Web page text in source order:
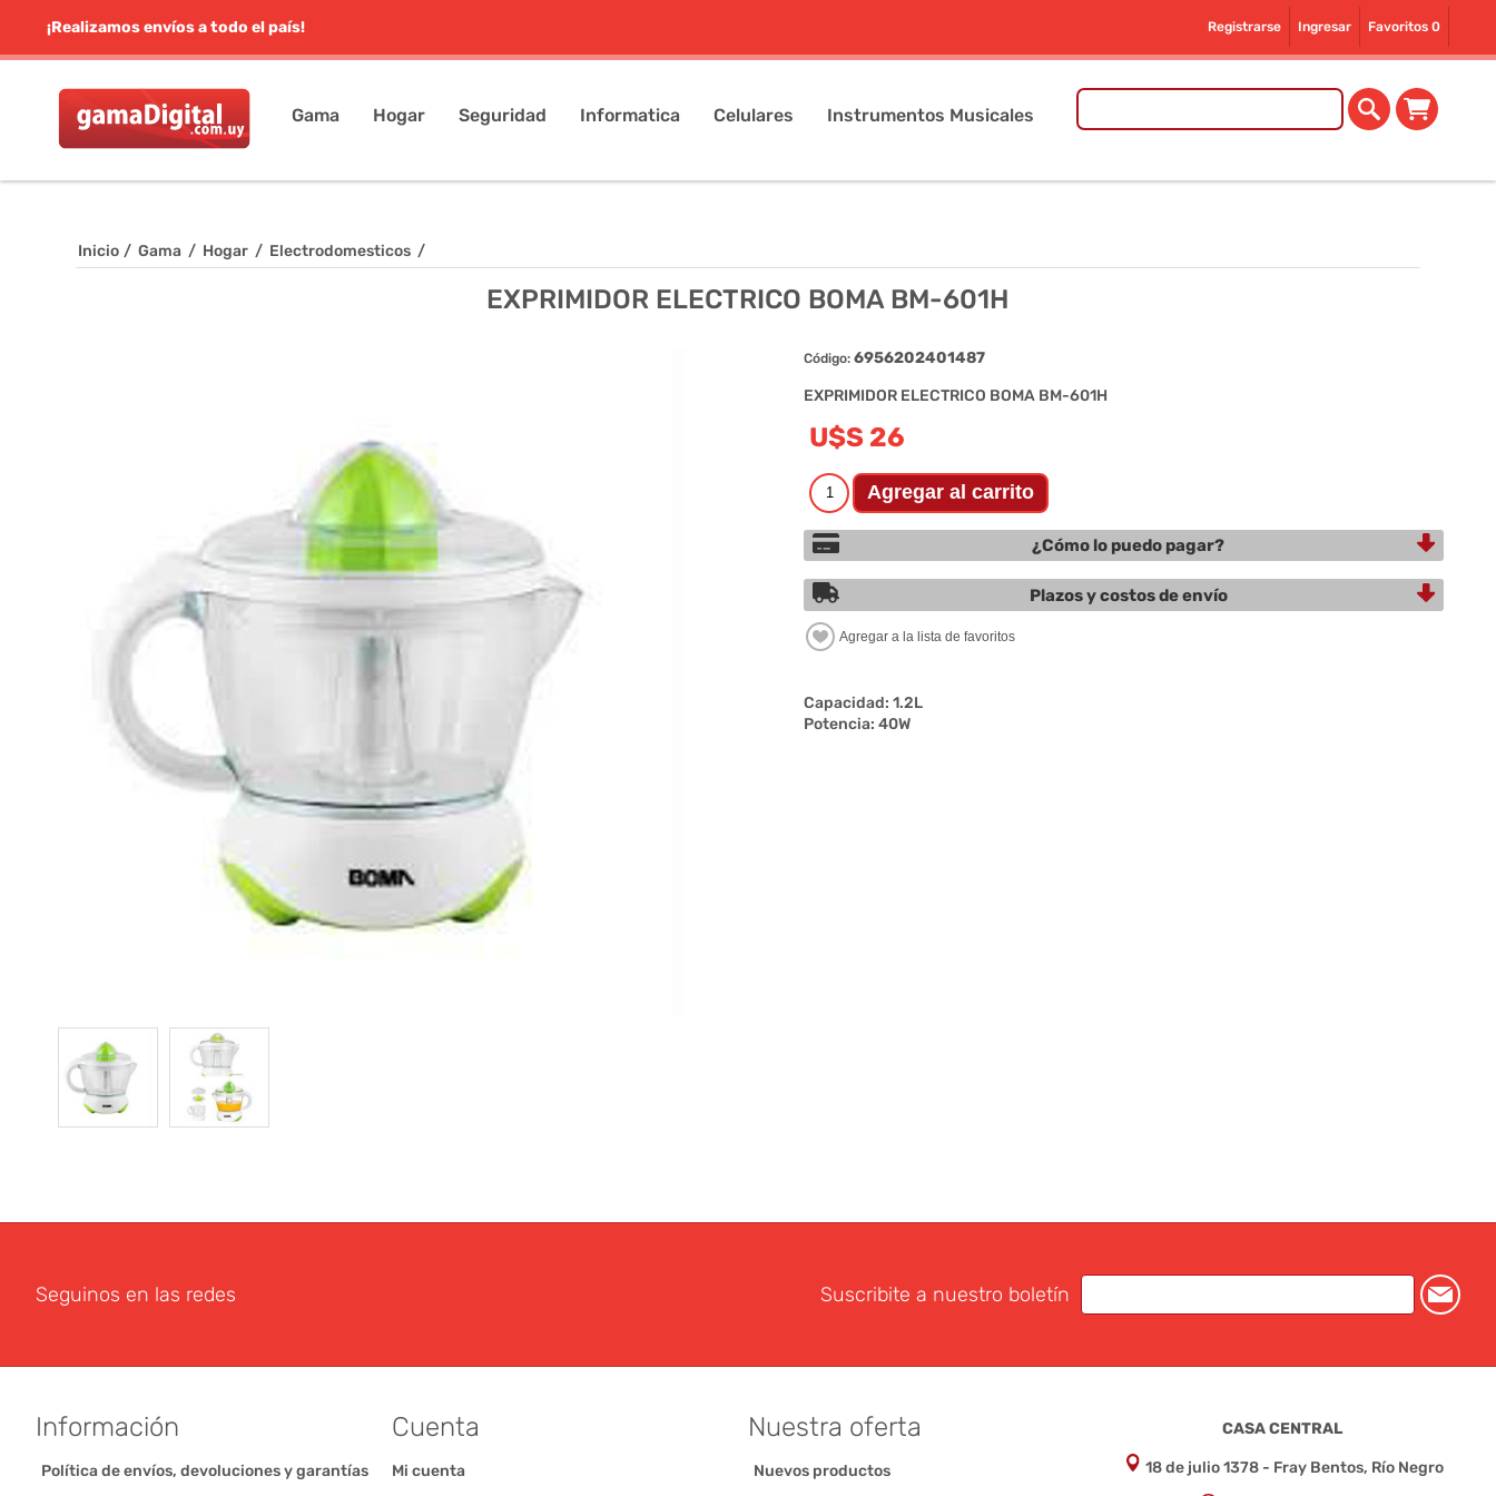
Registrarse Ingresar Favoritos 0
¡Realizamos envíos a todo el país!
Gama Hogar Seguridad Informatica Celulares Instrumentos Musicales
Inicio / Gama / Hogar / Electrodomesticos /
EXPRIMIDOR ELECTRICO BOMA BM-601H
Código: 6956202401487
EXPRIMIDOR ELECTRICO BOMA BM-601H
U$S 26
¿Cómo lo puedo pagar?
Plazos y costos de envío
Capacidad: 1.2L
Potencia: 40W
Seguinos en las redes Suscribite a nuestro boletín
Información
Política de envíos, devoluciones y garantías
Cuenta
Mi cuenta
Nuestra oferta
Nuevos productos
CASA CENTRAL
18 de julio 1378 - Fray Bentos, Río Negro